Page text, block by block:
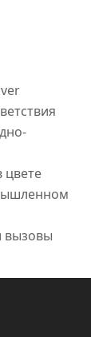
цвете
вызовы